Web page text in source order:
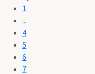
1
...
4
5
6
7